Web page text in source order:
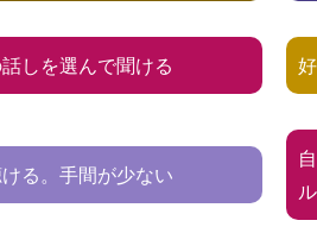
しを選んで聞ける
る。手間が少ない